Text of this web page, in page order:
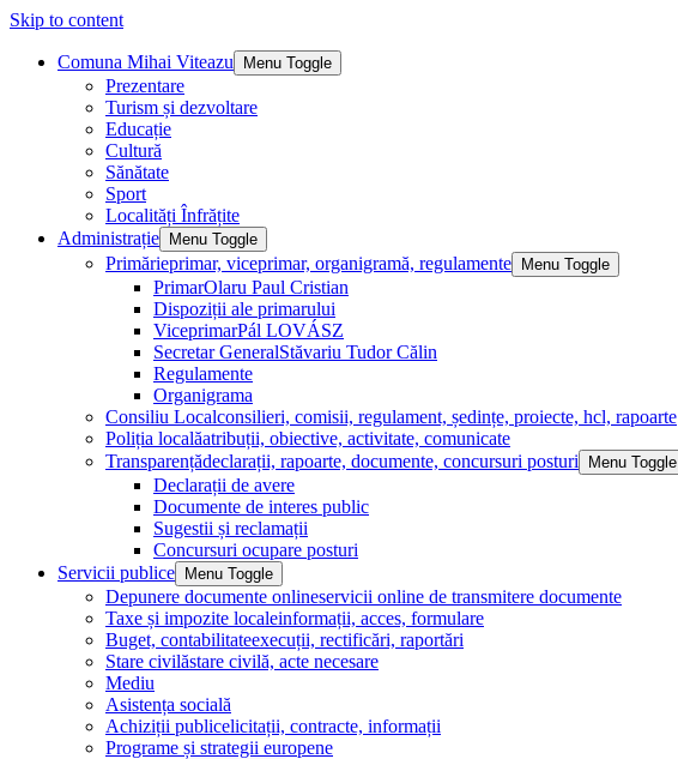
Skip to content
Comuna Mihai Viteazu Menu Toggle
Prezentare
Turism și dezvoltare
Educație
Cultură
Sănătate
Sport
Localități Înfrățite
Administrație
Menu Toggle
Primărieprimar, viceprimar, organigramă, regulamente Menu Toggle
PrimarOlaru Paul Cristian
Dispoziții ale primarului
ViceprimarPál LOVÁSZ
Secretar GeneralStăvariu Tudor Călin
Regulamente
Organigrama
Consiliu Localconsilieri, comisii, regulament, ședințe, proiecte, hcl, rapoarte
Poliția localăatribuții, obiective, activitate, comunicate
Transparențădeclarații, rapoarte, documente, concursuri posturi Menu Toggle
Declarații de avere
Documente de interes public
Sugestii și reclamații
Concursuri ocupare posturi
Servicii publice
Menu Toggle
Depunere documente onlineservicii online de transmitere documente
Taxe și impozite localeinformații, acces, formulare
Buget, contabilitateexecuții, rectificări, raportări
Stare civilăstare civilă, acte necesare
Mediu
Asistența socială
Achiziții publicelicitații, contracte, informații
Programe și strategii europene